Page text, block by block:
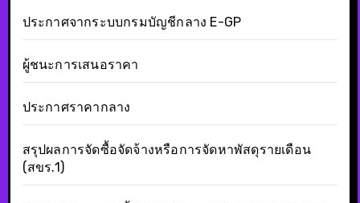
ประกาศจากระบบกรมบัญชีกลาง E-GP
ผู้ชนะการเสนอราคา
ประกาศราคากลาง
สรุปผลการจัดซื้อจัดจ้างหรือการจัดหาพัสดุรายเดือน
(สขร.1)